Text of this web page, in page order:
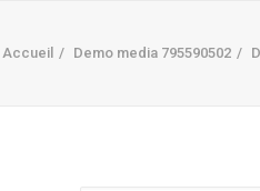
Accueil Demo media 795590502